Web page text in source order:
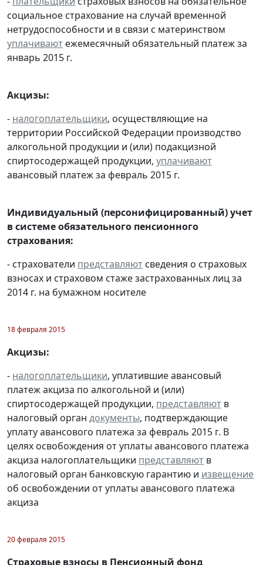
социальное страхование на случай временной
нетрудоспособности и в связи с материнством
уплачивают ежемесячный обязательный платеж за
январь 2015 г.
Акцизы:
- налогоплательщики, осуществляющие на
территории Российской Федерации производство
алкогольной продукции и (или) подакцизной
спиртосодержащей продукции, уплачивают
авансовый платеж за февраль 2015 г.
Индивидуальный (персонифицированный) учет
в системе обязательного пенсионного
страхования:
- страхователи представляют сведения о страховых
взносах и страховом стаже застрахованных лиц за
2014 г. на бумажном носителе
18 февраля 2015
Акцизы:
- налогоплательщики, уплатившие авансовый
платеж акциза по алкогольной и (или)
спиртосодержащей продукции, представляют в
налоговый орган документы, подтверждающие
уплату авансового платежа за февраль 2015 г. В
целях освобождения от уплаты авансового платежа
акциза налогоплательщики представляют в
налоговый орган банковскую гарантию и извещение
об освобождении от уплаты авансового платежа
акциза
20 февраля 2015
Страховые взносы в Пенсионный фонд